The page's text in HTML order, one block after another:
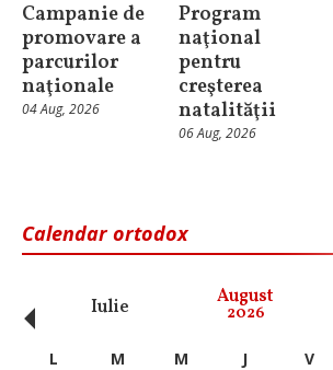
Campanie de
promovare a
parcurilor
naţionale
04 Aug, 2026
Program
naţional
pentru
creşterea
natalităţii
06 Aug, 2026
Calendar ortodox
Iulie August
2026
‹ L M M J V